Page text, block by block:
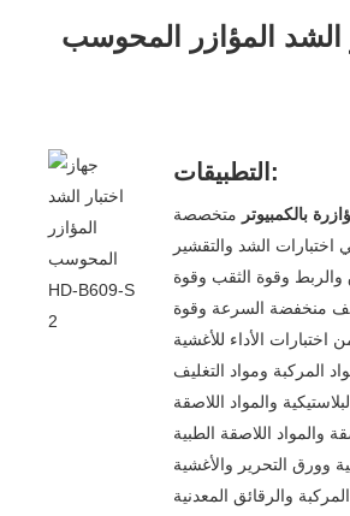
الشد المؤازر المحوسب
التطبيقات:
بالكمبيوتر متخصصة
الشد والتقشير
والربط وقوة الثقب وقوة
منخفضة السرعة وقوة
الأداء للأغشية
المركبة ومواد التغليف
والمواد اللاصقة
والمواد اللاصقة الطبية
وورق التحرير والأغشية
والرقائق المعدنية